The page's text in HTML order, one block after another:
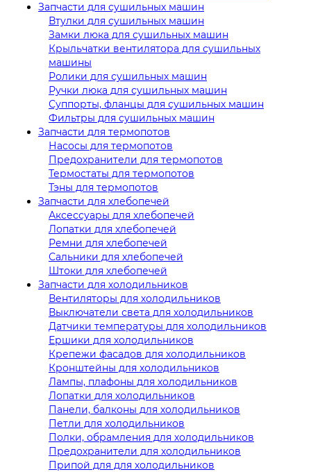
Запчасти для сушильных машин
Втулки для сушильных машин
Замки люка для сушильных машин
Крыльчатки вентилятора для сушильных
машины
Ролики для сушильных машин
Ручки люка для сушильных машин
Суппорты, фланцы для сушильных машин
Фильтры для сушильных машин
Запчасти для термопотов
Насосы для термопотов
Предохранители для термопотов
Термостаты для термопотов
Тэны для термопотов
Запчасти для хлебопечей
Аксессуары для хлебопечей
Лопатки для хлебопечей
Ремни для хлебопечей
Сальники для хлебопечей
Штоки для хлебопечей
Запчасти для холодильников
Вентиляторы для холодильников
Выключатели света для холодильников
Датчики температуры для холодильников
Ершики для холодильников
Крепежи фасадов для холодильников
Кронштейны для холодильников
Лампы, плафоны для холодильников
Лопатки для холодильников
Панели, балконы для холодильников
Петли для холодильников
Полки, обрамления для холодильников
Предохранители для холодильников
Припой для для холодильников